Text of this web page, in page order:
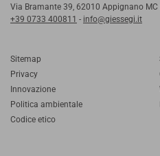
Via Bramante 39, 62010 Appignano
+39 0733 400811 - info@giessegi.it
Sitemap
Privacy
Innovazione
Politica ambientale
Codice etico